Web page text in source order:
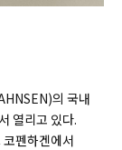
의 국내
열리고 있다.
펜하겐에서